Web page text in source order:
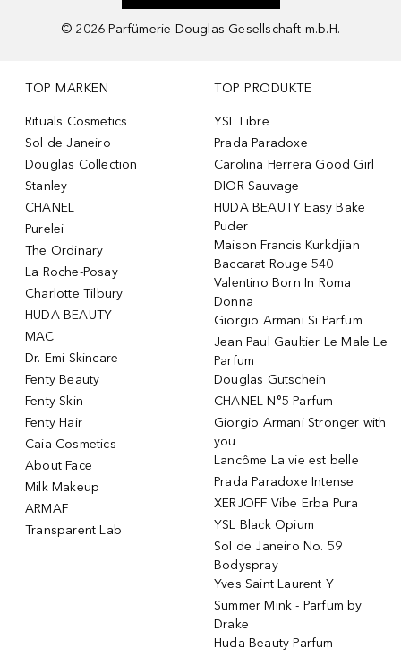
© 2026 Parfümerie Douglas Gesellschaft m.b.H.
TOP MARKEN
Rituals Cosmetics
Sol de Janeiro
Douglas Collection
Stanley
CHANEL
Purelei
The Ordinary
La Roche-Posay
Charlotte Tilbury
HUDA BEAUTY
MAC
Dr. Emi Skincare
Fenty Beauty
Fenty Skin
Fenty Hair
Caia Cosmetics
About Face
Milk Makeup
ARMAF
Transparent Lab
TOP PRODUKTE
YSL Libre
Prada Paradoxe
Carolina Herrera Good Girl
DIOR Sauvage
HUDA BEAUTY Easy Bake
Puder
Maison Francis Kurkdjian
Baccarat Rouge 540
Valentino Born In Roma
Donna
Giorgio Armani Si Parfum
Jean Paul Gaultier Le Male Le
Parfum
Douglas Gutschein
CHANEL N°5 Parfum
Giorgio Armani Stronger with
you
Lancôme La vie est belle
Prada Paradoxe Intense
XERJOFF Vibe Erba Pura
YSL Black Opium
Sol de Janeiro No. 59
Bodyspray
Yves Saint Laurent Y
Summer Mink - Parfum by
Drake
Huda Beauty Parfum